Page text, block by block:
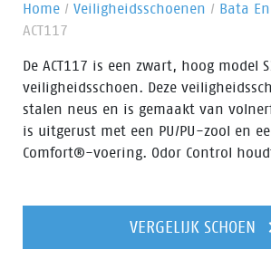
Home / Veiligheidsschoenen / Bata
ACT117
De ACT117 is een zwart, hoog model
veiligheidsschoen. Deze
stalen neus en is gemaakt van volnerf
is uitgerust met een PU/PU-zool en
Comfort®-voering. Odor Control
VERGELIJK SCHOEN